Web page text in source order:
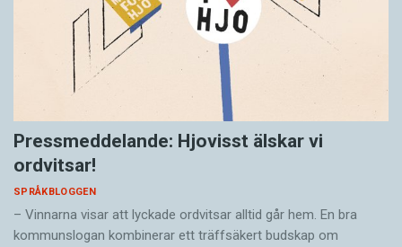
Pressmeddelande: Hjovisst älskar vi
ordvitsar!
SPRÅKBLOGGEN
– Vinnarna visar att lyckade ordvitsar alltid går hem. En bra
kommunslogan kombinerar ett träffsäkert budskap om